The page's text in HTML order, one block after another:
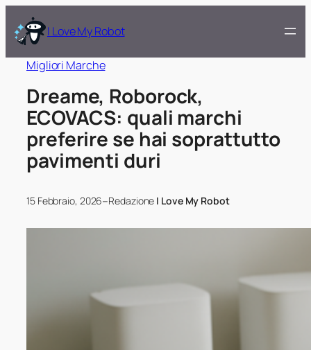
I Love My Robot
Migliori Marche
Dreame, Roborock,
ECOVACS: quali marchi
preferire se hai soprattutto
pavimenti duri
15 Febbraio, 2026–Redazione I Love My Robot